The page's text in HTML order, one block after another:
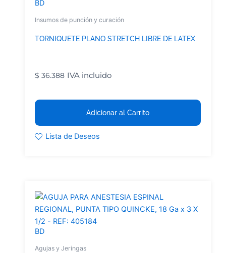
BD
Insumos de punción y curación
TORNIQUETE PLANO STRETCH LIBRE DE LATEX
$ 36.388 IVA incluido
Adicionar al Carrito
Lista de Deseos
BD
Agujas y Jeringas